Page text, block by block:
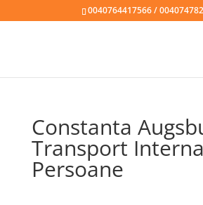
0040764417566 /
Constanta
Transport
Persoane